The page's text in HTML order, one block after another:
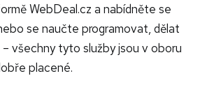
WebDeal.cz a nabídněte se
se naučte programovat, dělat
všechny tyto služby jsou v oboru
placené.